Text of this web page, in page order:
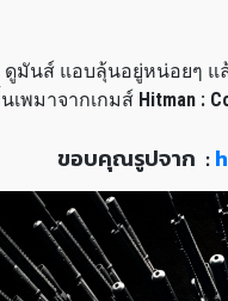
ดูมันส์ แอบลุ้นอยู่หน่อยๆ
เพมาจากเกมส์ Hitman :
ขอบคุณรูปจาก :